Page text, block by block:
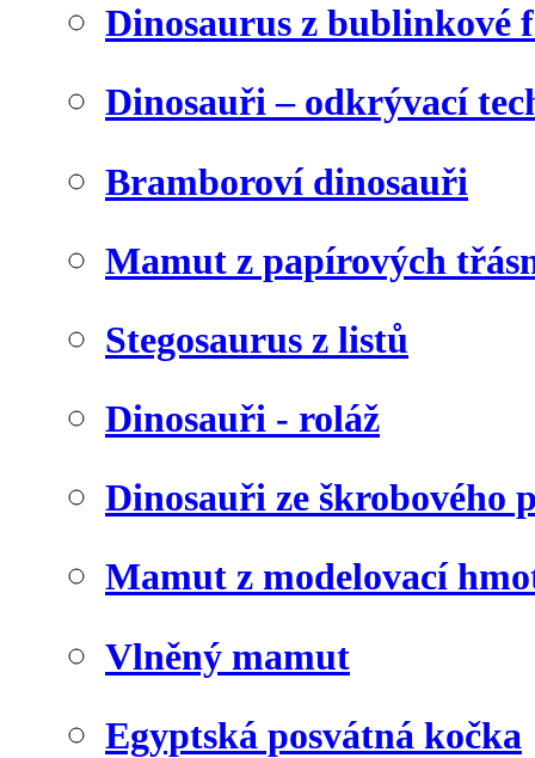
Dinosaurus z bublinkové
Dinosauři – odkrývací
Bramboroví dinosauři
Mamut z papírových
Stegosaurus z listů
Dinosauři - roláž
Dinosauři ze škrobového
Mamut z modelovací
Vlněný mamut
Egyptská posvátná kočka